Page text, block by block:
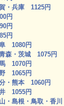
・兵庫 1125円
円
円
円
1080円
森・茨城 1075円
1070円
1065円
・熊本 1060円
1055円
・島根・鳥取・香